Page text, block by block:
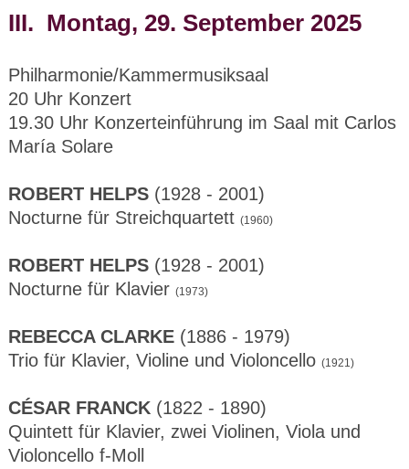
III. Montag, 29. September 2025
Philharmonie/Kammermusiksaal
20 Uhr Konzert
19.30 Uhr Konzerteinführung im Saal mit Carlos
María Solare
ROBERT HELPS(1928 - 2001)
Nocturne für Streichquartett (1960)
ROBERT HELPS(1928 - 2001)
Nocturne für Klavier (1973)
REBECCA CLARKE(1886 - 1979)
Trio für Klavier, Violine und Violoncello (1921)
CÉSAR FRANCK(1822 - 1890)
Quintett für Klavier, zwei Violinen, Viola und
Violoncello f-Moll